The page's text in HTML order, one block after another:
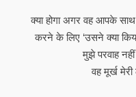
क्या होगा अगर वह आपके साथ
करने के लिए ‘उसने क्या
मुझे परवाह नहीं
वह मूर्ख